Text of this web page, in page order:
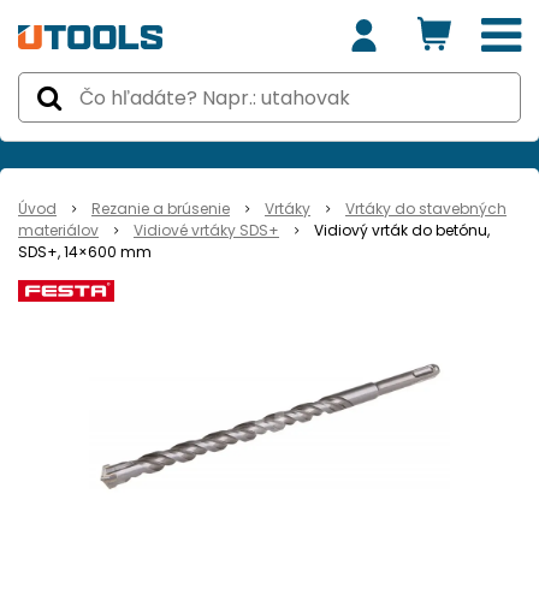
Úvod Rezanie a brúsenie Vrtáky
Vrtáky do stavebných
materiálov
Vidiové vrtáky SDS+
Vidiový vrták do betónu,
SDS+, 14×600 mm